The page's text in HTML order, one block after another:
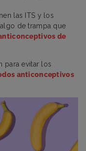
las ITS y los
de trampa que
de
para evitar los
anticonceptivos